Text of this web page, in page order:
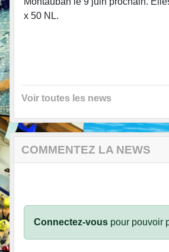
x 50 NL.
Voir toutes les news
COMMENTEZ LA NEWS
Connectez-vous pour pouvoir